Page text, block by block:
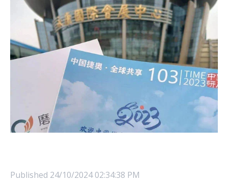
Published 24/10/2024 02:34:38 PM